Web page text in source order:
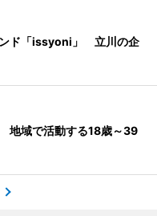
ンド「issyoni」 立川の企
地域で活動する18歳～39